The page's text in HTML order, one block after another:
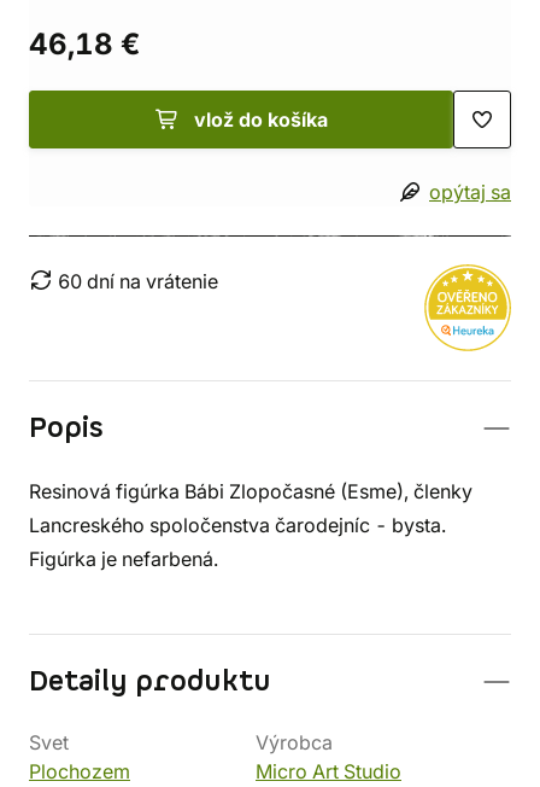
46,18 €
vlož do košíka
opýtaj sa
60 dní na vrátenie
Popis
Resinová figúrka Bábi Zlopočasné (Esme), členky
Lancreského spoločenstva čarodejníc - bysta.
Figúrka je nefarbená.
Detaily produktu
Svet
Plochozem
Výrobca
Micro Art Studio